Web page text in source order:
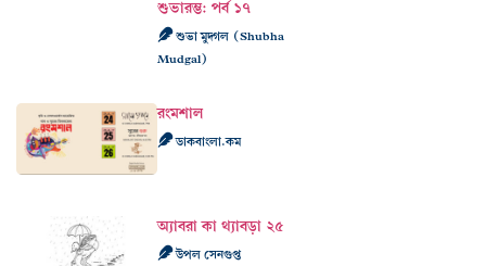
শুভারম্ভ: পর্ব ১৭
শুভা মুদ্গল (Shubha
Mudgal)
রংমশাল
ডাকবাংলা.কম
অ্যাবরা কা থ্যাবড়া ২৫
উপল সেনগুপ্ত